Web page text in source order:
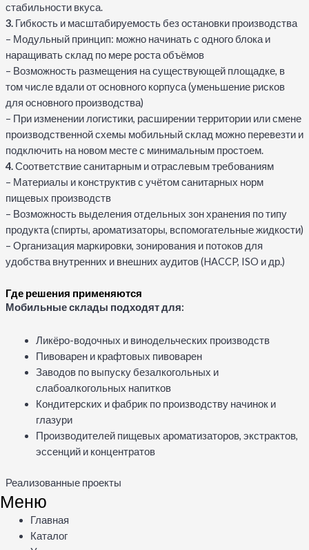
стабильности вкуса.
3.Гибкость и масштабируемость без остановки производства
– Модульный принцип: можно начинать с одного блока и
наращивать склад по мере роста объёмов
– Возможность размещения на существующей площадке, в
том числе вдали от основного корпуса (уменьшение рисков
для основного производства)
– При изменении логистики, расширении территории или смене
производственной схемы мобильный склад можно перевезти и
подключить на новом месте с минимальным простоем.
4.Соответствие санитарным и отраслевым требованиям
– Материалы и конструктив с учётом санитарных норм
пищевых производств
– Возможность выделения отдельных зон хранения по типу
продукта (спирты, ароматизаторы, вспомогательные жидкости)
– Организация маркировки, зонирования и потоков для
удобства внутренних и внешних аудитов (HACCP, ISO и др.)
Где решения применяются
Мобильные склады подходят для:
Ликёро-водочных и винодельческих производств
Пивоварен и крафтовых пивоварен
Заводов по выпуску безалкогольных и
слабоалкогольных напитков
Кондитерских и фабрик по производству начинок и
глазури
Производителей пищевых ароматизаторов, экстрактов,
эссенций и концентратов
Реализованные проекты
Меню
Меню
Главная
Каталог